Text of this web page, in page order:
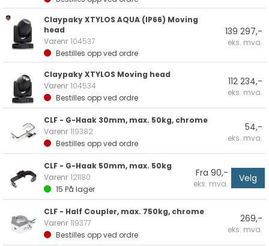
Claypaky XTYLOS AQUA (IP66) Moving
head
Varenr 104537
Bestilles opp ved ordre
139 297,-
eks. mva.
Claypaky XTYLOS Moving head
Varenr 104534
Bestilles opp ved ordre
112 234,-
eks. mva.
CLF - G-Haak 30mm, max. 50kg, chrome
Varenr 119382
Bestilles opp ved ordre
54,-
eks. mva.
CLF - G-Haak 50mm, max. 50kg
Varenr 121180
15 På lager
Fra 90,-
eks. mva. Velg
CLF - Half Coupler, max. 750kg, chrome
Varenr 119377
Bestilles opp ved ordre
269,-
eks. mva.